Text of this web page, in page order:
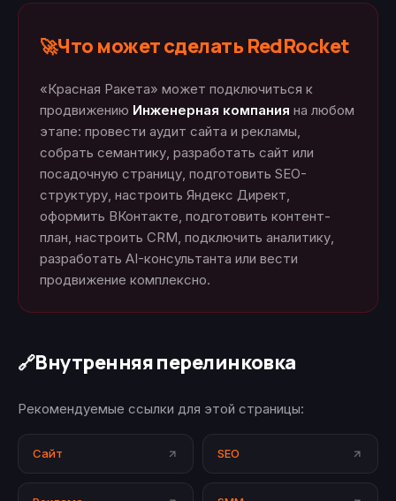
🚀Что может сделать RedRocket
«Красная Ракета» может подключиться к
продвижению Инженерная компания на любом
этапе: провести аудит сайта и рекламы,
собрать семантику, разработать сайт или
посадочную страницу, подготовить SEO-
структуру, настроить Яндекс Директ,
оформить ВКонтакте, подготовить контент-
план, настроить CRM, подключить аналитику,
разработать AI-консультанта или вести
продвижение комплексно.
🔗Внутренняя перелинковка
Рекомендуемые ссылки для этой страницы:
Сайт SEO